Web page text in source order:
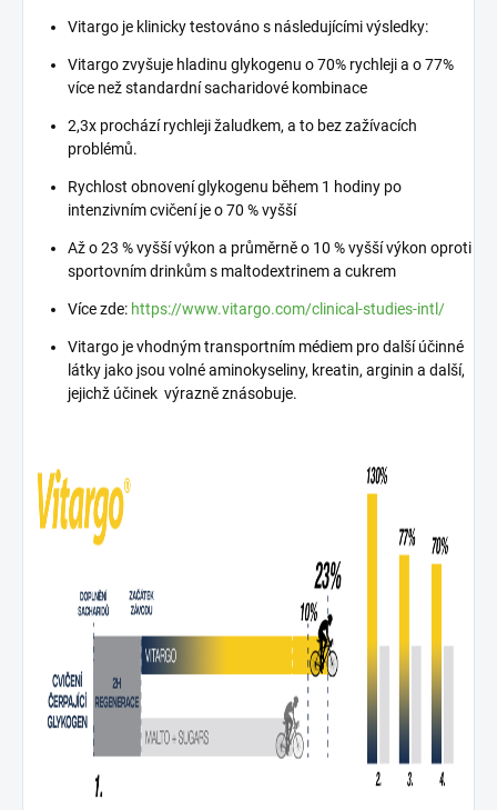
Vitargo je klinicky testováno s následujícími výsledky:
Vitargo zvyšuje hladinu glykogenu o 70% rychleji a o 77%
více než standardní sacharidové kombinace
2,3x prochází rychleji žaludkem, a to bez zažívacích
problémů.
Rychlost obnovení glykogenu během 1 hodiny po
intenzivním cvičení je o 70 % vyšší
Až o 23 % vyšší výkon a průměrně o 10 % vyšší výkon oproti
sportovním drinkům s maltodextrinem a cukrem
Více zde: https://www.vitargo.com/clinical-studies-intl/
Vitargo je vhodným transportním médiem pro další účinné
látky jako jsou volné aminokyseliny, kreatin, arginin a další,
jejichž účinek výrazně znásobuje.